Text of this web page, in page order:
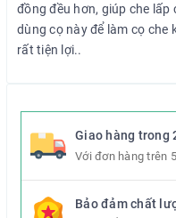
đồng đều hơn, giúp che
dùng cọ này để làm cọ che
rất tiện lợi..
Giao hàng trong
Với đơn hàng trên
Bảo đảm chất